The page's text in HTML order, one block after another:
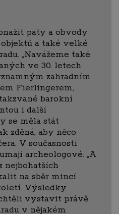
paty a obvody
a také velké
„Navážeme také
ve 30. letech
zahradním
Fierlingerem,
barokní
i další
se měla stát
zděná, aby něco
V současnosti
archeologové. „A
nejbohatších
na sběr mincí
Výsledky
vystavit právě
v nějakém